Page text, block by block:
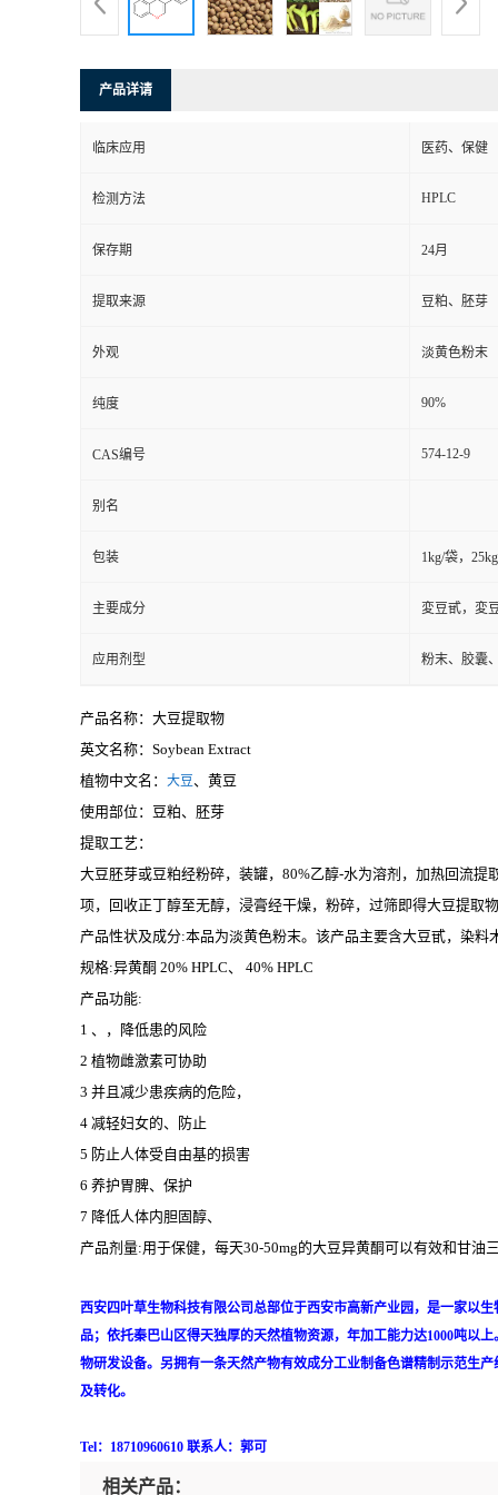
产品详请
临床应用 医药、保健
检测方法 HPLC
保存期 24月
提取来源 豆粕、胚芽
外观 淡黄色粉末
纯度 90%
CAS编号 574-12-9
别名
包装 1kg/袋，
主要成分 変豆甙，変
应用剂型 粉末、胶囊
产品名称：大豆提取物
英文名称：Soybean Extract
植物中文名： 大豆、黄豆
使用部位：豆粕、胚芽
提取工艺：
大豆胚芽或豆粕经粉碎，装罐，80%乙醇-水为溶剂，加热回流
项，回收正丁醇至无醇，浸膏经干燥，粉碎，过筛即得大豆提取
产品性状及成分:本品为淡黄色粉末。该产品主要含大豆甙，染料
规格:异黄酮 20% HPLC、
40% HPLC
产品功能:
1 、，降低患的风险
2 植物雌激素可协助
3 并且减少患疾病的危险，
4 减轻妇女的、防止
5 防止人体受自由基的损害
6 养护胃脾、保护
7 降低人体内胆固醇、
产品剂量:用于保健，每天30-50mg的大豆异黄酮可以有效和甘油
西安四叶草生物科技有限公司总部位于西安市高新产业园，是一家以
品；依托秦巴山区得天独厚的天然植物资源，年加工能力达1000吨以
物研发设备。另拥有一条天然产物有效成分工业制备色谱精制示范生
及转化。
Tel：18710960610 联系人：郭可
相关产品：